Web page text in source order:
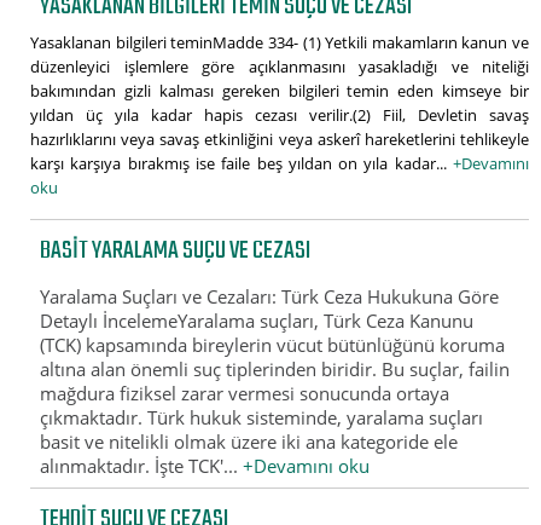
Yasaklanan bilgileri teminMadde 334- (1) Yetkili makamların kanun ve
düzenleyici işlemlere göre açıklanmasını yasakladığı ve niteliği
bakımından gizli kalması gereken bilgileri temin eden kimseye bir
yıldan üç yıla kadar hapis cezası verilir.(2) Fiil, Devletin savaş
hazırlıklarını veya savaş etkinliğini veya askerî hareketlerini tehlikeyle
karşı karşıya bırakmış ise faile beş yıldan on yıla kadar... +Devamını
oku
BASIT YARALAMA SUÇU VE CEZASI
Yaralama Suçları ve Cezaları: Türk Ceza Hukukuna Göre
Detaylı İncelemeYaralama suçları, Türk Ceza Kanunu
(TCK) kapsamında bireylerin vücut bütünlüğünü koruma
altına alan önemli suç tiplerinden biridir. Bu suçlar, failin
mağdura fiziksel zarar vermesi sonucunda ortaya
çıkmaktadır. Türk hukuk sisteminde, yaralama suçları
basit ve nitelikli olmak üzere iki ana kategoride ele
alınmaktadır. İşte TCK'...+Devamını oku